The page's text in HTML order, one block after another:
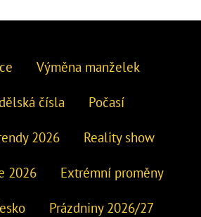
Výměna manželek
čísla Počasí
2026 Reality show
2026 Extrémní proměny
Prázdniny 2026/27